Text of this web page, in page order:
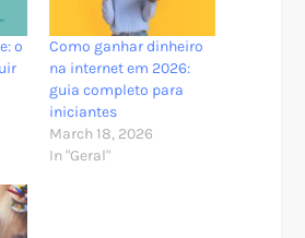
o
Como ganhar dinheiro
na internet em 2026:
guia completo para
iniciantes
March 18, 2026
In "Geral"